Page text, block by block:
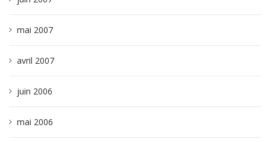
mai 2007
avril 2007
juin 2006
mai 2006